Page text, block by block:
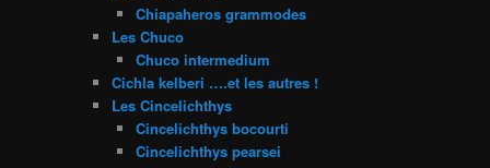
Chiapaheros grammodes
Les Chuco
Chuco intermedium
Cichla kelberi ….et les autres !
Les Cincelichthys
Cincelichthys bocourti
Cincelichthys pearsei